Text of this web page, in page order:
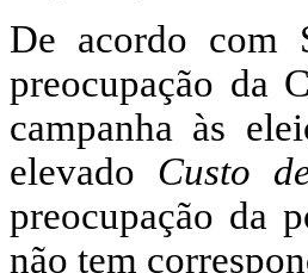
De acordo com
preocupação da
campanha às
elevado Custo
preocupação da
não tem